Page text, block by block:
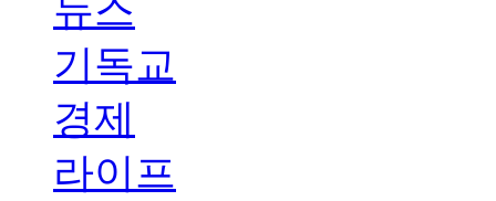
뉴스
기독교
경제
라이프